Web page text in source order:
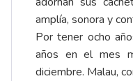
amplía, sonora y
Por tener ocho
años en el mes
diciembre. Malau,